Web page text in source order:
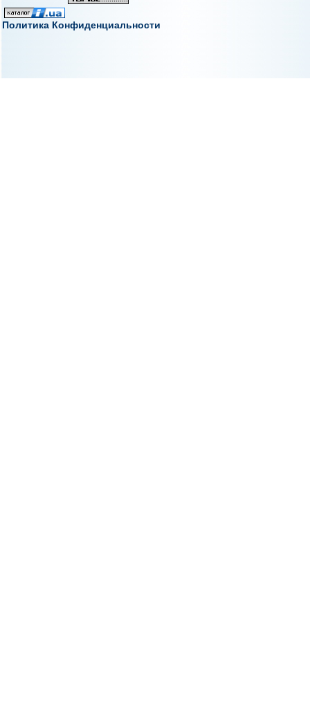
Политика Конфиденциальности